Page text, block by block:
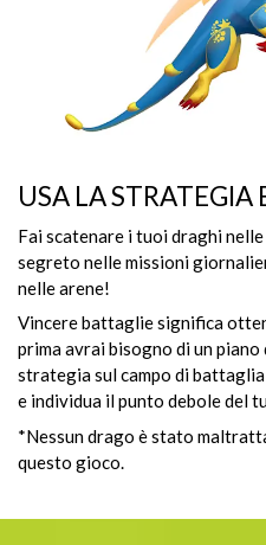
USA LA STRATEGIA
Fai scatenare i tuoi draghi
segreto nelle missioni
nelle arene!
Vincere battaglie significa
prima avrai bisogno di un
strategia sul campo di
e individua il punto debole del
*Nessun drago è stato
questo gioco.